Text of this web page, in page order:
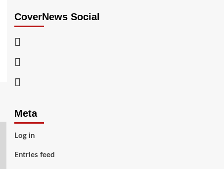
CoverNews Social
Meta
Log in
Entries feed